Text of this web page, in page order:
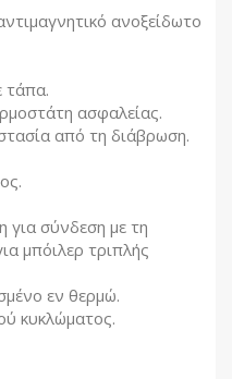
ανοξείδωτο
τάπα.
ασφαλείας.
από τη διάβρωση.
για σύνδεση με τη
μπόιλερ τριπλής
εν θερμώ.
κυκλώματος.